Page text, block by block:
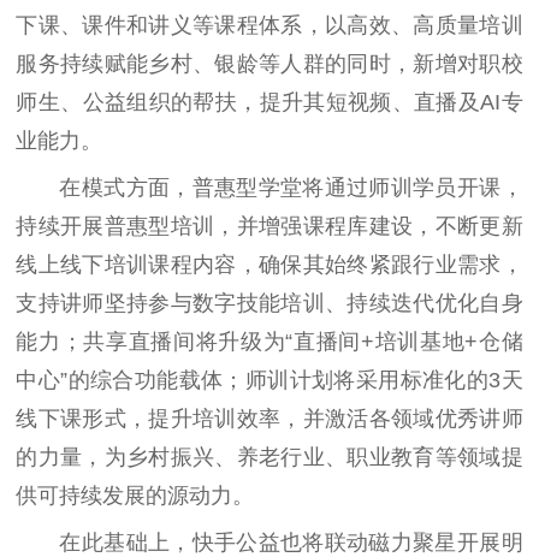
下课、课件和讲义等课程体系，以高效、高质量培训
服务持续赋能乡村、银龄等人群的同时，新增对职校
师生、公益组织的帮扶，提升其短视频、直播及AI专
业能力。
在模式方面，普惠型学堂将通过师训学员开课，
持续开展普惠型培训，并增强课程库建设，不断更新
线上线下培训课程内容，确保其始终紧跟行业需求，
支持讲师坚持参与数字技能培训、持续迭代优化自身
能力；共享直播间将升级为“直播间+培训基地+仓储
中心”的综合功能载体；师训计划将采用标准化的3天
线下课形式，提升培训效率，并激活各领域优秀讲师
的力量，为乡村振兴、养老行业、职业教育等领域提
供可持续发展的源动力。
在此基础上，快手公益也将联动磁力聚星开展明